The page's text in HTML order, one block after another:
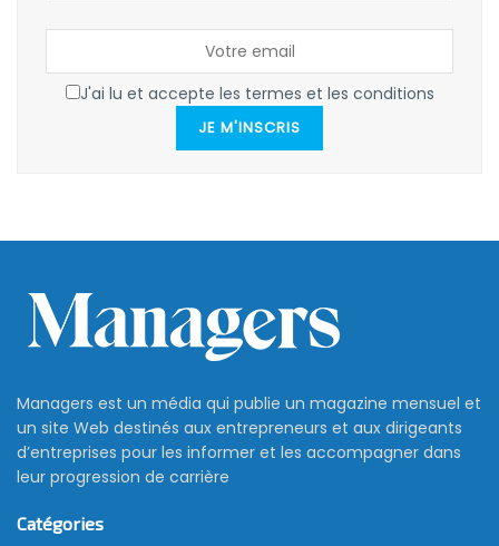
J'ai lu et accepte les termes et les conditions
JE M'INSCRIS
Managers est un média qui publie un magazine mensuel et
un site Web destinés aux entrepreneurs et aux dirigeants
d’entreprises pour les informer et les accompagner dans
leur progression de carrière
Catégories